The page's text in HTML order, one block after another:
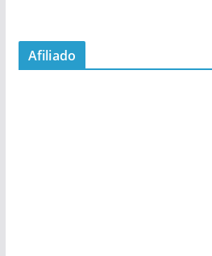
Afiliado